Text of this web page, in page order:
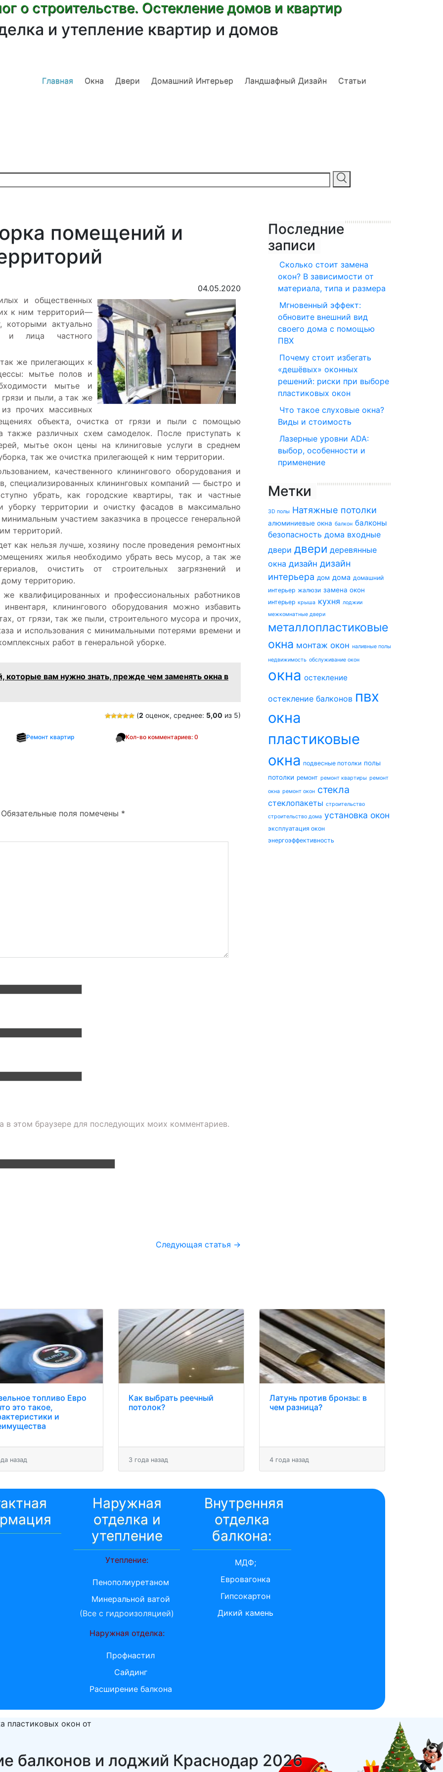
о строительстве. Остекление домов и квартир
и утепление квартир и домов
Главная Окна Двери Домашний Интерьер Ландшафный Дизайн Статьи
помещений и
04.05.2020
и общественных
к ним территорий—
которыми актуально
и лица частного
же прилегающих к
мытье полов и
мытье и
грязи и пыли, а так же
прочих массивных
объекта, очистка от грязи и пыли с помощью
также различных схем самоделок. После приступать к
мытье окон цены на клиниговые услуги в среднем
так же очистка прилегающей к ним территории.
качественного клинингового оборудования и
специализированных клининговых компаний — быстро и
убрать, как городские квартиры, так и частные
уборку территории и очистку фасадов в максимально
участием заказчика в процессе генеральной
территорий.
как нельзя лучше, хозяину после проведения ремонтных
жилья необходимо убрать весь мусор, а так же
очистить от строительных загрязнений и
территорию.
квалифицированных и профессиональных работников
клинингового оборудования можно избавить
от грязи, так же пыли, строительного мусора и прочих,
и использования с минимальными потерями времени и
работ в генеральной уборке.
которые вам нужно знать, прежде чем заменять окна в
(2 оценок, среднее: 5,00 из 5)
Ремонт квартир Кол-во комментариев: 0
Обязательные поля помечены *
в этом браузере для последующих моих комментариев.
Следующая статья →
Последние
записи
Сколько стоит замена
окон? В зависимости от
материала, типа и размера
Мгновенный эффект:
обновите внешний вид
своего дома с помощью
ПВХ
Почему стоит избегать
«дешёвых» оконных
решений: риски при выборе
пластиковых окон
Что такое слуховые окна?
Виды и стоимость
Лазерные уровни ADA:
выбор, особенности и
применение
Метки
3D полы Натяжные потолки
алюминиевые окна балкон балконы
безопасность дома входные
двери двери деревянные
окна дизайн дизайн
интерьера дом дома домашний
интерьер жалюзи замена окон
интерьер крыша кухня лоджии
межкомнатные двери
металлопластиковые
окна монтаж окон наливные полы
недвижимость обслуживание окон
окна остекление
остекление балконов пвх
окна
пластиковые
окна подвесные потолки полы
потолки ремонт ремонт квартиры ремонт
окна ремонт окон стекла
стеклопакеты строительство
строительство дома установка окон
эксплуатация окон
энергоэффективность
топливо Евро
это такое,
и
назад
Как выбрать реечный
потолок?
3 года назад
Латунь против бронзы: в
чем разница?
4 года назад
Наружная
отделка и
утепление
Утепление:
Пенополиуретаном
Минеральной ватой
(Все с гидроизоляцией)
Наружная отделка:
Профнастил
Сайдинг
Расширение балкона
Внутренняя
отделка
балкона:
МДФ;
Евровагонка
Гипсокартон
Дикий камень
пластиковых окон от
балконов и лоджий Краснодар 2026